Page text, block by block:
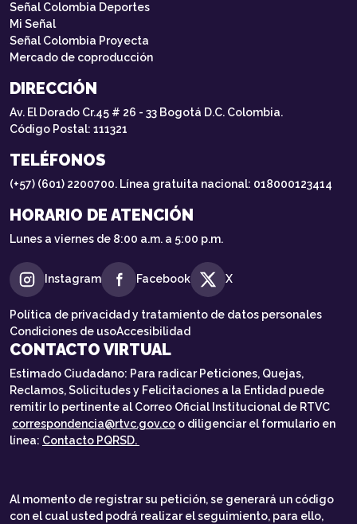
Señal Colombia Deportes
Mi Señal
Señal Colombia Proyecta
Mercado de coproducción
DIRECCIÓN
Av. El Dorado Cr.45 # 26 - 33 Bogotá D.C. Colombia.
Código Postal: 111321
TELÉFONOS
(+57) (601) 2200700. Línea gratuita nacional: 018000123414
HORARIO DE ATENCIÓN
Lunes a viernes de 8:00 a.m. a 5:00 p.m.
Instagram Facebook X
Política de privacidad y tratamiento de datos personales
Condiciones de usoAccesibilidad
CONTACTO VIRTUAL
Estimado Ciudadano: Para radicar Peticiones, Quejas,
Reclamos, Solicitudes y Felicitaciones a la Entidad puede
remitir lo pertinente al Correo Oficial Institucional de RTVC
correspondencia@rtvc.gov.co o diligenciar el formulario en
línea: Contacto PQRSD.
Al momento de registrar su petición, se generará un código
con el cual usted podrá realizar el seguimiento, para ello,